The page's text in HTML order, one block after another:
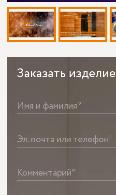
Заказать изделие
Имя и фамилия*
Эл. почта или телефон*
Комментарий*